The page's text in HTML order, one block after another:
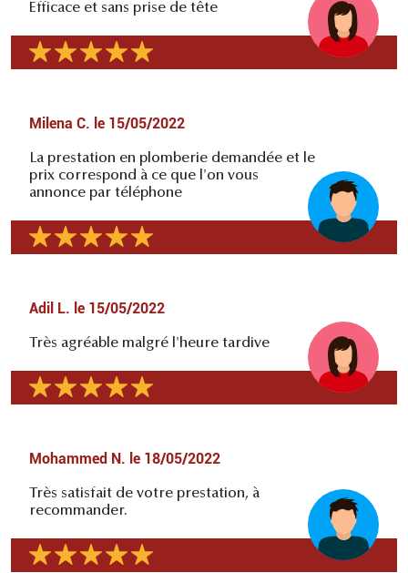
Efficace et sans prise de tête
Milena C. le 15/05/2022
La prestation en plomberie demandée et le
prix correspond à ce que l'on vous
annonce par téléphone
Adil L. le 15/05/2022
Très agréable malgré l'heure tardive
Mohammed N. le 18/05/2022
Très satisfait de votre prestation, à
recommander.